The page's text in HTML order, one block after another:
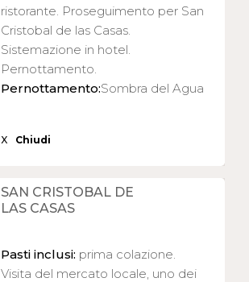
ristorante. Proseguimento per San
Cristobal de las Casas.
Sistemazione in hotel.
Pernottamento.
Pernottamento:Sombra del Agua
X Chiudi
SAN CRISTOBAL DE
LAS CASAS
Pasti inclusi: prima colazione.
Visita del mercato locale, uno dei